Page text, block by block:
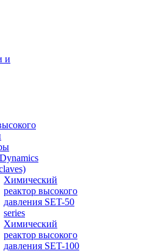
и
Химический
реактор высокого
давления SET-50
series
Химический
реактор высокого
давления SET-100